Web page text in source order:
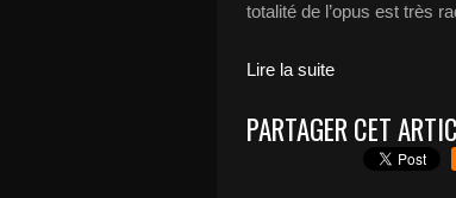
totalité de l’opus est très
Lire la suite
PARTAGER CET